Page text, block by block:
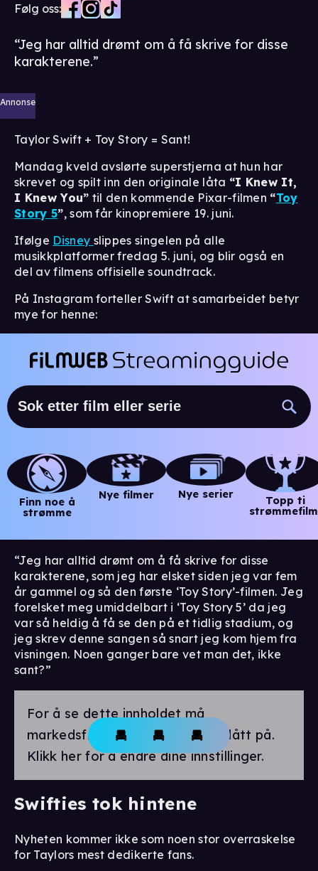
Følg oss:
“Jeg har alltid drømt om å få skrive for disse
karakterene.”
Annonse
Taylor Swift + Toy Story = Sant!
Mandag kveld avslørte superstjerna at hun har
skrevet og spilt inn den originale låta “I Knew It,
I Knew You” til den kommende Pixar-filmen “Toy
Story 5”, som får kinopremiere 19. juni.
Ifølge Disney slippes singelen på alle
musikkplatformer fredag 5. juni, og blir også en
del av filmens offisielle soundtrack.
På Instagram forteller Swift at samarbeidet betyr
mye for henne:
Finn noe å
strømme
Nye filmer Nye serier
Topp ti
“Jeg har alltid drømt om å få skrive for disse
karakterene, som jeg har elsket siden jeg var fem
år gammel og så den første ‘Toy Story’-filmen. Jeg
forelsket meg umiddelbart i ‘Toy Story 5’ da jeg
var så heldig å få se den på et tidlig stadium, og
jeg skrev denne sangen så snart jeg kom hjem fra
visningen. Noen ganger bare vet man det, ikke
sant?”
For å se dette innholdet må
markedsførings-cookies være slått på.
Klikk her for å endre dine innstillinger.
Swifties tok hintene
Nyheten kommer ikke som noen stor overraskelse
for Taylors mest dedikerte fans.